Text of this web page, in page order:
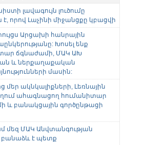
լավագույն լուծումը
որով Լաչինի միջանցքը կբացվի
Արցախի հանրային
Խոսել ենք
ճգնաժամի, ՄԱԿ ԱԽ
և ներքաղաքական
մասին:
մեր ակնկալիքների, Լեռնային
ահագնացող հումանիտար
և բանակցային գործընթացի
մեզ ՄԱԿ Անվտանգության
բանաձև է պետք